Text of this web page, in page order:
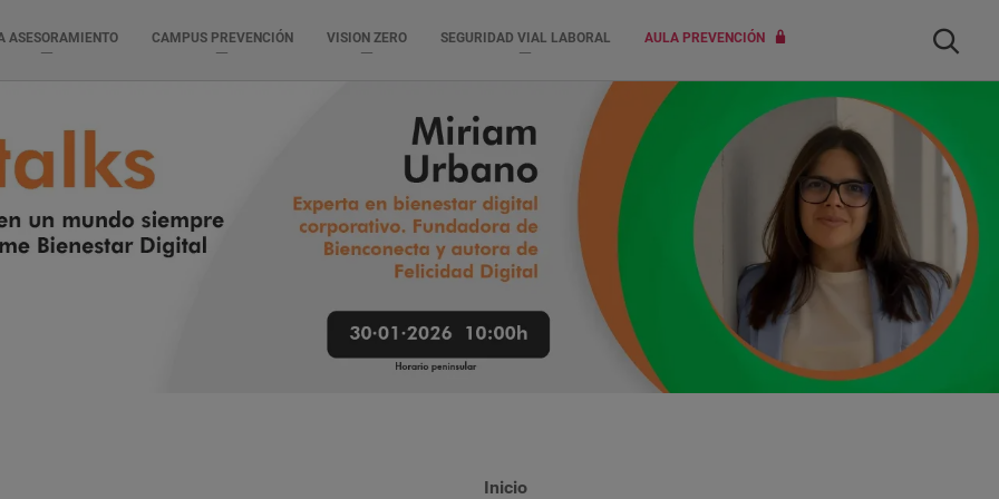
ASESORAMIENTO CAMPUS PREVENCIÓN VISION ZERO SEGURIDAD VIAL LABORAL AULA PREVENCIÓN Buscar
Inicio